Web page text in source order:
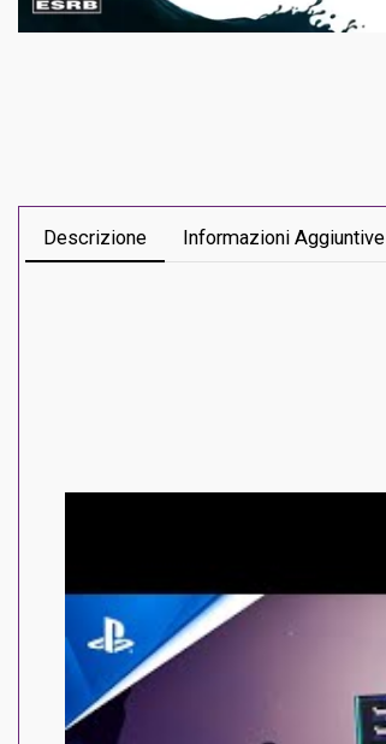
Descrizione Informazioni Aggiuntive